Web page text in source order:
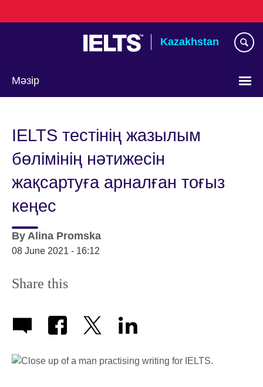
to
Kazakhstan
Мәзір
IELTS тестінің жазылым
бөлімінің нәтижесін
жақсартуға арналған тоғыз
кеңес
By Alina Promska
08 June 2021 - 16:12
Share this